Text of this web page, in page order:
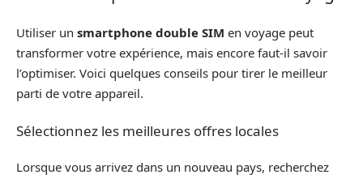
Utiliser un smartphone double SIM en voyage peut
transformer votre expérience, mais encore faut-il savoir
l’optimiser. Voici quelques conseils pour tirer le meilleur
parti de votre appareil.
Sélectionnez les meilleures offres locales
Lorsque vous arrivez dans un nouveau pays, recherchez